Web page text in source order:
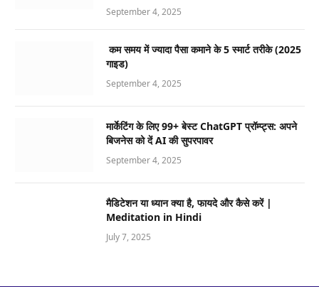
September 4, 2025
कम समय में ज्यादा पैसा कमाने के 5 स्मार्ट तरीके (2025
गाइड)
September 4, 2025
मार्केटिंग के लिए 99+ बेस्ट ChatGPT प्रॉम्प्ट्स: अपने
बिजनेस को दें AI की सुपरपावर
September 4, 2025
मैडिटेशन या ध्यान क्या है, फायदे और कैसे करें |
Meditation in Hindi
July 7, 2025